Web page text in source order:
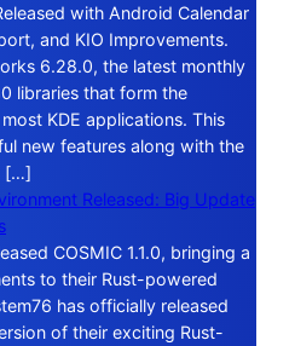
with Android Calendar
and KIO Improvements.
6.28.0, the latest monthly
libraries that form the
KDE applications. This
new features along with the
[…]
Released: Big Update
COSMIC 1.1.0, bringing a
to their Rust-powered
has officially released
of their exciting Rust-